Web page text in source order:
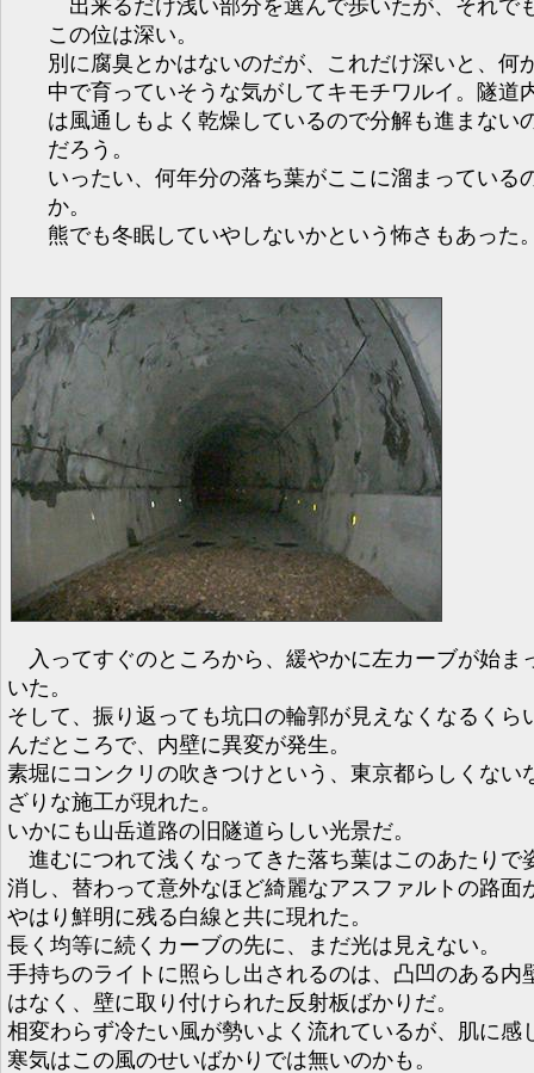
出来るだけ浅い部分を選んで歩いたが、それで
この位は深い。
別に腐臭とかはないのだが、これだけ深いと、何
中で育っていそうな気がしてキモチワルイ。隧道
は風通しもよく乾燥しているので分解も進まない
だろう。
いったい、何年分の落ち葉がここに溜まっている
か。
熊でも冬眠していやしないかという怖さもあった
入ってすぐのところから、緩やかに左カーブが始ま
いた。
そして、振り返っても坑口の輪郭が見えなくなるくら
んだところで、内壁に異変が発生。
素堀にコンクリの吹きつけという、東京都らしくない
ざりな施工が現れた。
いかにも山岳道路の旧隧道らしい光景だ。
進むにつれて浅くなってきた落ち葉はこのあたりで
消し、替わって意外なほど綺麗なアスファルトの路面
やはり鮮明に残る白線と共に現れた。
長く均等に続くカーブの先に、まだ光は見えない。
手持ちのライトに照らし出されるのは、凸凹のある内
はなく、壁に取り付けられた反射板ばかりだ。
相変わらず冷たい風が勢いよく流れているが、肌に感
寒気はこの風のせいばかりでは無いのかも。